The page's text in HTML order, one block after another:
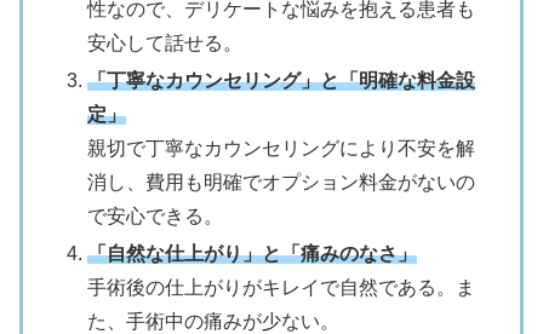
性なので、デリケートな悩みを抱える患者も
安心して話せる。
「丁寧なカウンセリング」と「明確な料金設
定」
親切で丁寧なカウンセリングにより不安を解
消し、費用も明確でオプション料金がないの
で安心できる。
「自然な仕上がり」と「痛みのなさ」
手術後の仕上がりがキレイで自然である。ま
た、手術中の痛みが少ない。